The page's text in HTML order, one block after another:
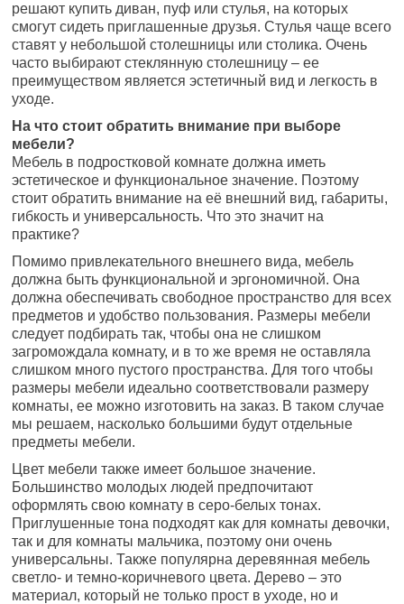
решают купить диван, пуф или стулья, на которых
смогут сидеть приглашенные друзья. Стулья чаще всего
ставят у небольшой столешницы или столика. Очень
часто выбирают стеклянную столешницу – ее
преимуществом является эстетичный вид и легкость в
уходе.
На что стоит обратить внимание при выборе
мебели?
Мебель в подростковой комнате должна иметь
эстетическое и функциональное значение. Поэтому
стоит обратить внимание на её внешний вид, габариты,
гибкость и универсальность. Что это значит на
практике?
Помимо привлекательного внешнего вида, мебель
должна быть функциональной и эргономичной. Она
должна обеспечивать свободное пространство для всех
предметов и удобство пользования. Размеры мебели
следует подбирать так, чтобы она не слишком
загромождала комнату, и в то же время не оставляла
слишком много пустого пространства. Для того чтобы
размеры мебели идеально соответствовали размеру
комнаты, ее можно изготовить на заказ. В таком случае
мы решаем, насколько большими будут отдельные
предметы мебели.
Цвет мебели также имеет большое значение.
Большинство молодых людей предпочитают
оформлять свою комнату в серо-белых тонах.
Приглушенные тона подходят как для комнаты девочки,
так и для комнаты мальчика, поэтому они очень
универсальны. Также популярна деревянная мебель
светло- и темно-коричневого цвета. Дерево – это
материал, который не только прост в уходе, но и